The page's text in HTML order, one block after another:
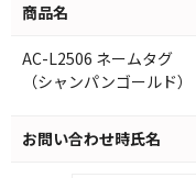
商品名
AC-L2506 ネームタグ
（シャンパンゴールド）
お問い合わせ時氏名